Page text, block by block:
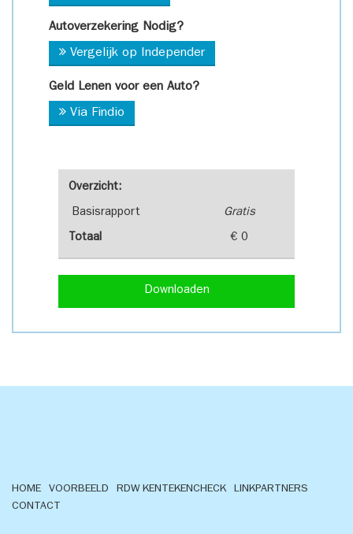
Overzicht:
Basisrapport Gratis
Totaal € 0
Downloaden
Autoverzekering Nodig?
Vergelijk op Independer
Geld Lenen voor een Auto?
Via Findio
HOME VOORBEELD RDW KENTEKENCHECK
LINKPARTNERS
CONTACT